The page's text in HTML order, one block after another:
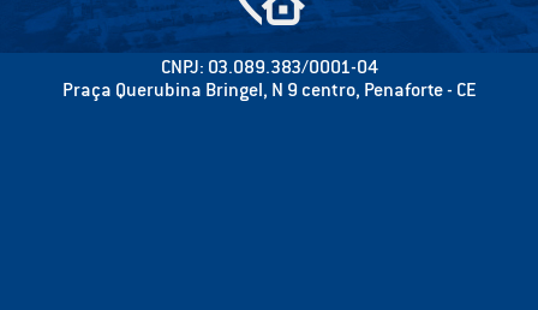
CNPJ: 03.089.383/0001-04
Praça Querubina Bringel, N 9 centro, Penaforte - CE